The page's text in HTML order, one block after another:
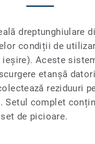
dreptunghiulare
condiții de
Aceste
etanșă
reziduuri
Setul complet
de picioare.